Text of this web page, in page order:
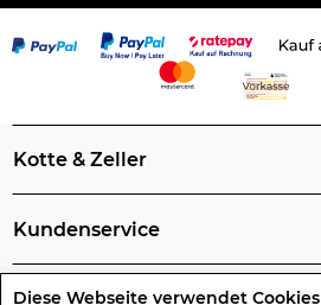
Diese Webseite verwendet Cookies
Kotte & Zeller
Kundenservice
Rechtliche Artikelinfos